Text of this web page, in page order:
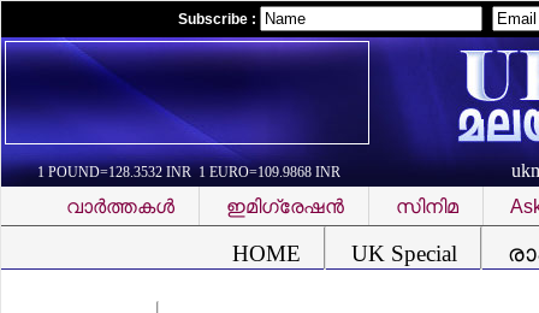
Subscribe :
1 POUND=128.3532 INR 1 EURO=109.9868 INR
വാര്‍ത്തകള്‍
ഇമിഗ്രേഷന്‍ സിനിമ
HOME UK Special